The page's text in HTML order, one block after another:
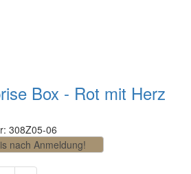
Box - Rot mit Herz
308Z05-06